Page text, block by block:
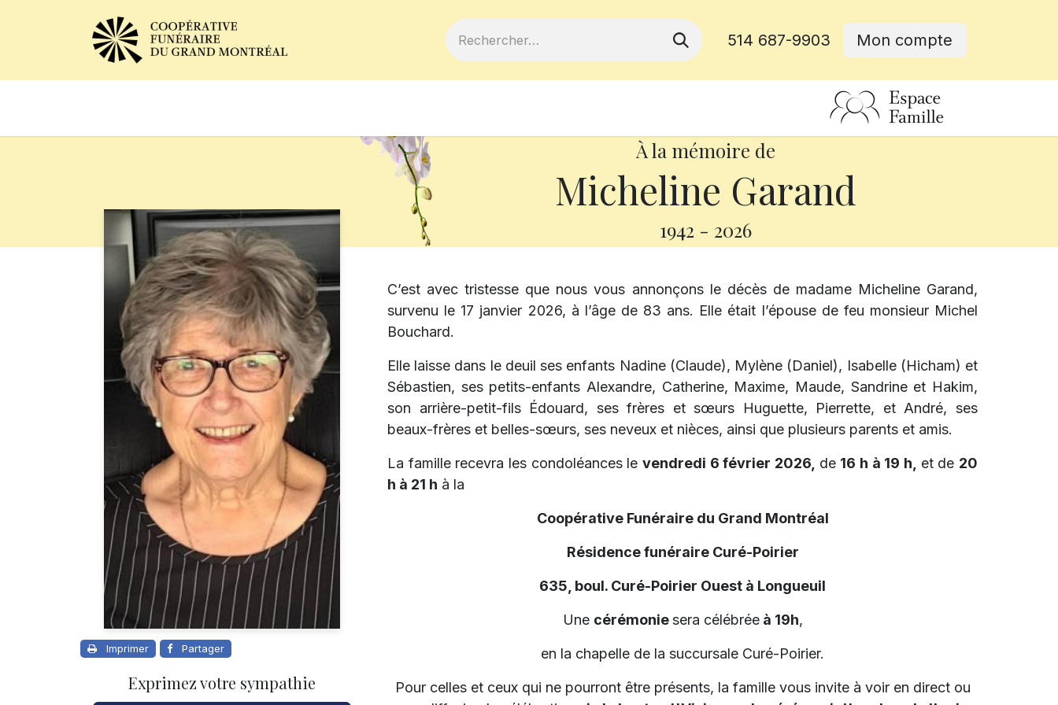
514 687-9903 Mon compte
À la mémoire de
Micheline Garand
1942 - 2026
Imprimer Partager
Exprimez votre sympathie
C’est avec tristesse que nous vous annonçons le décès de madame Micheline Garand,
survenu le 17 janvier 2026, à l’âge de 83 ans. Elle était l’épouse de feu monsieur Michel
Bouchard.
Elle laisse dans le deuil ses enfants Nadine (Claude), Mylène (Daniel), Isabelle (Hicham) et
Sébastien, ses petits-enfants Alexandre, Catherine, Maxime, Maude, Sandrine et Hakim,
son arrière-petit-fils Édouard, ses frères et sœurs Huguette, Pierrette, et André, ses
beaux-frères et belles-sœurs, ses neveux et nièces, ainsi que plusieurs parents et amis.
La famille recevra les condoléances le vendredi 6 février 2026, de 16 h à 19 h, et de 20
h à 21 h à la
Coopérative Funéraire du Grand Montréal
Résidence funéraire Curé-Poirier
635, boul. Curé-Poirier Ouest à Longueuil
Une cérémoniesera célébréeà 19h,
en la chapelle de la succursale Curé-Poirier.
Pour celles et ceux qui ne pourront être présents, la famille vous invite à voir en direct ou